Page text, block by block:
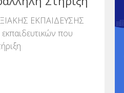
ΕΚΠΑΙΔΕΥΣΗΣ
που